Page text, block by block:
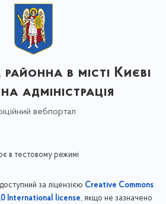
в місті Києві
адміністрація
вебпортал
в тестовому режимі
за ліцензією Creative Commons
International license, якщо не зазначено